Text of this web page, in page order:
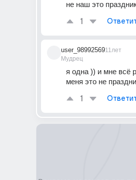
не наш это
1
user_98992569
Мудрец
11лет
я одна )) и мне всё
меня это не
1